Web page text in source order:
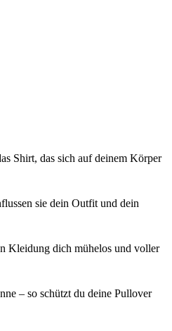
Shirt, das sich auf deinem Körper
sie dein Outfit und dein
Kleidung dich mühelos und voller
– so schützt du deine Pullover